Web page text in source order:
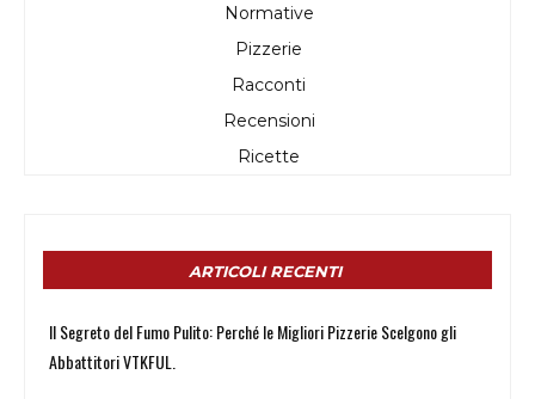
Normative
Pizzerie
Racconti
Recensioni
Ricette
ARTICOLI RECENTI
Il Segreto del Fumo Pulito: Perché le Migliori Pizzerie Scelgono gli
Abbattitori VTKFUL.